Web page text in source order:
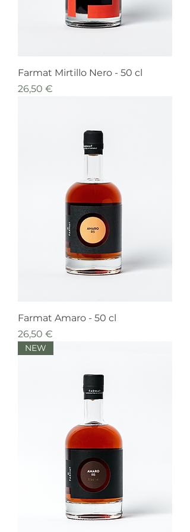
Farmat Mirtillo Nero - 50 cl
Prezzo
26,50 €
Farmat Amaro - 50 cl
Prezzo
26,50 €
NEW